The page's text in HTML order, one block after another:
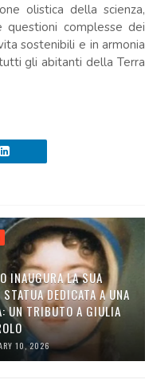
olistica della scienza,
complesse dei
sostenibili e in armonia
gli abitanti della Terra
INAUGURA LA SUA
DEDICATA A UNA
UN TRIBUTO A GIULIA
10, 2026